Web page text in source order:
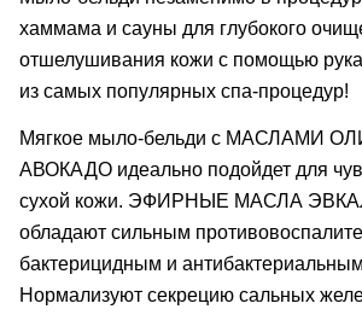
хаммама и сауны для глубокого
отшелушивания кожи с помощью
из самых популярных спа-процедур!
Мягкое мыло-бельди с МАСЛАМИ
АВОКАДО идеально подойдет для
сухой кожи. ЭФИРНЫЕ МАСЛА
обладают сильным
бактерицидным и
Нормализуют секрецию сальных